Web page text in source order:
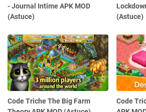
- Journal Intime APK MOD
(Astuce)
(Astuce)
Code Triche The Big Farm
Code